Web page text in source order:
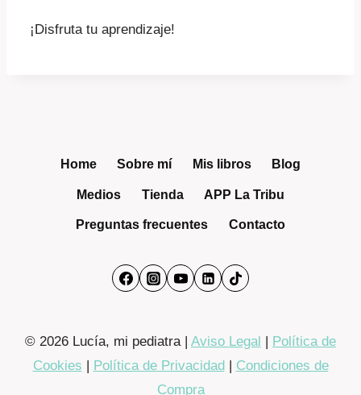
¡Disfruta tu aprendizaje!
Home Sobre mí Mis libros Blog
Medios Tienda APP La Tribu
Preguntas frecuentes Contacto
© 2026 Lucía, mi pediatra | Aviso Legal
Política de
Cookies
Política de Privacidad
Condiciones de
Compra